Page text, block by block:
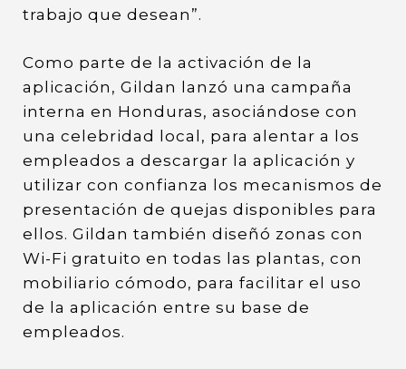
trabajo que desean”.
Como parte de la activación de la
aplicación, Gildan lanzó una campaña
interna en Honduras, asociándose con
una celebridad local, para alentar a los
empleados a descargar la aplicación y
utilizar con confianza los mecanismos de
presentación de quejas disponibles para
ellos. Gildan también diseñó zonas con
Wi-Fi gratuito en todas las plantas, con
mobiliario cómodo, para facilitar el uso
de la aplicación entre su base de
empleados.